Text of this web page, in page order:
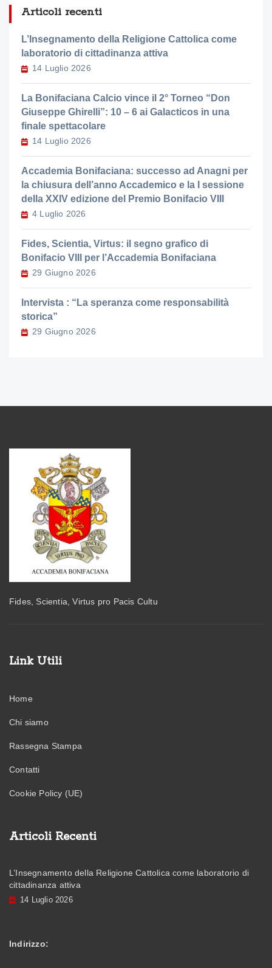
Articoli recenti
L’Insegnamento della Religione Cattolica come
laboratorio di cittadinanza attiva
14 Luglio 2026
La Bonifaciana Calcio vince il 2° Torneo “Don
Giuseppe Ghirelli”: 10 – 6 ai Galacticos in una
finale spettacolare
14 Luglio 2026
Accademia Bonifaciana: successo ad Anagni per
la chiusura dell’anno Accademico e la I sessione
della XXIV edizione del Premio Bonifacio VIII
4 Luglio 2026
Fides, Scientia, Virtus: il segno grafico di
Bonifacio VIII per l’Accademia Bonifaciana
29 Giugno 2026
Intervista : “La speranza come responsabilità
storica”
29 Giugno 2026
Fides, Scientia, Virtus pro Pacis Cultu
Link Utili
Home
Chi siamo
Rassegna Stampa
Contatti
Cookie Policy (UE)
Articoli Recenti
L’Insegnamento della Religione Cattolica come laboratorio di
cittadinanza attiva
14 Luglio 2026
Indirizzo: